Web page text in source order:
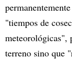
"tiempos de
meteorológicas",
terreno sino que